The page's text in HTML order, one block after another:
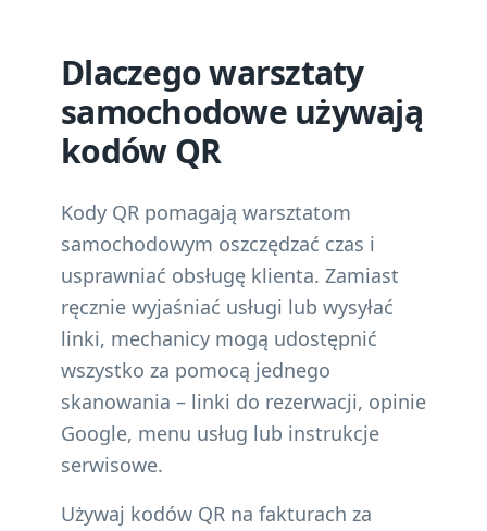
Dlaczego warsztaty
samochodowe używają
kodów QR
Kody QR pomagają warsztatom
samochodowym oszczędzać czas i
usprawniać obsługę klienta. Zamiast
ręcznie wyjaśniać usługi lub wysyłać
linki, mechanicy mogą udostępnić
wszystko za pomocą jednego
skanowania – linki do rezerwacji, opinie
Google, menu usług lub instrukcje
serwisowe.
Używaj kodów QR na fakturach za